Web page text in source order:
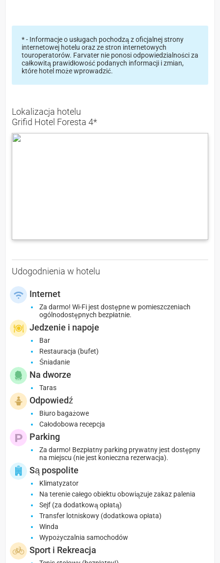
* - Informacje o usługach pochodzą z oficjalnej strony
internetowej hotelu oraz ze stron internetowych
touroperatorów. Farvater nie ponosi odpowiedzialności za
całkowitą prawidłowość podanych informacji i zmian,
które hotel może wprowadzić.
Lokalizacja hotelu
Grifid Hotel Foresta 4*
Udogodnienia w hotelu
Internet
Za darmo! Wi-Fi jest dostępne w pomieszczeniach
ogólnodostępnych bezpłatnie.
Jedzenie i napoje
Bar
Restauracja (bufet)
Śniadanie
Na dworze
Taras
Odpowiedź
Biuro bagażowe
Całodobowa recepcja
Parking
Za darmo! Bezpłatny parking prywatny jest dostępny
na miejscu (nie jest konieczna rezerwacja).
Są pospolite
Klimatyzator
Na terenie całego obiektu obowiązuje zakaz palenia
Sejf (za dodatkową opłatą)
Transfer lotniskowy (dodatkowa opłata)
Winda
Wypożyczalnia samochodów
Sport i Rekreacja